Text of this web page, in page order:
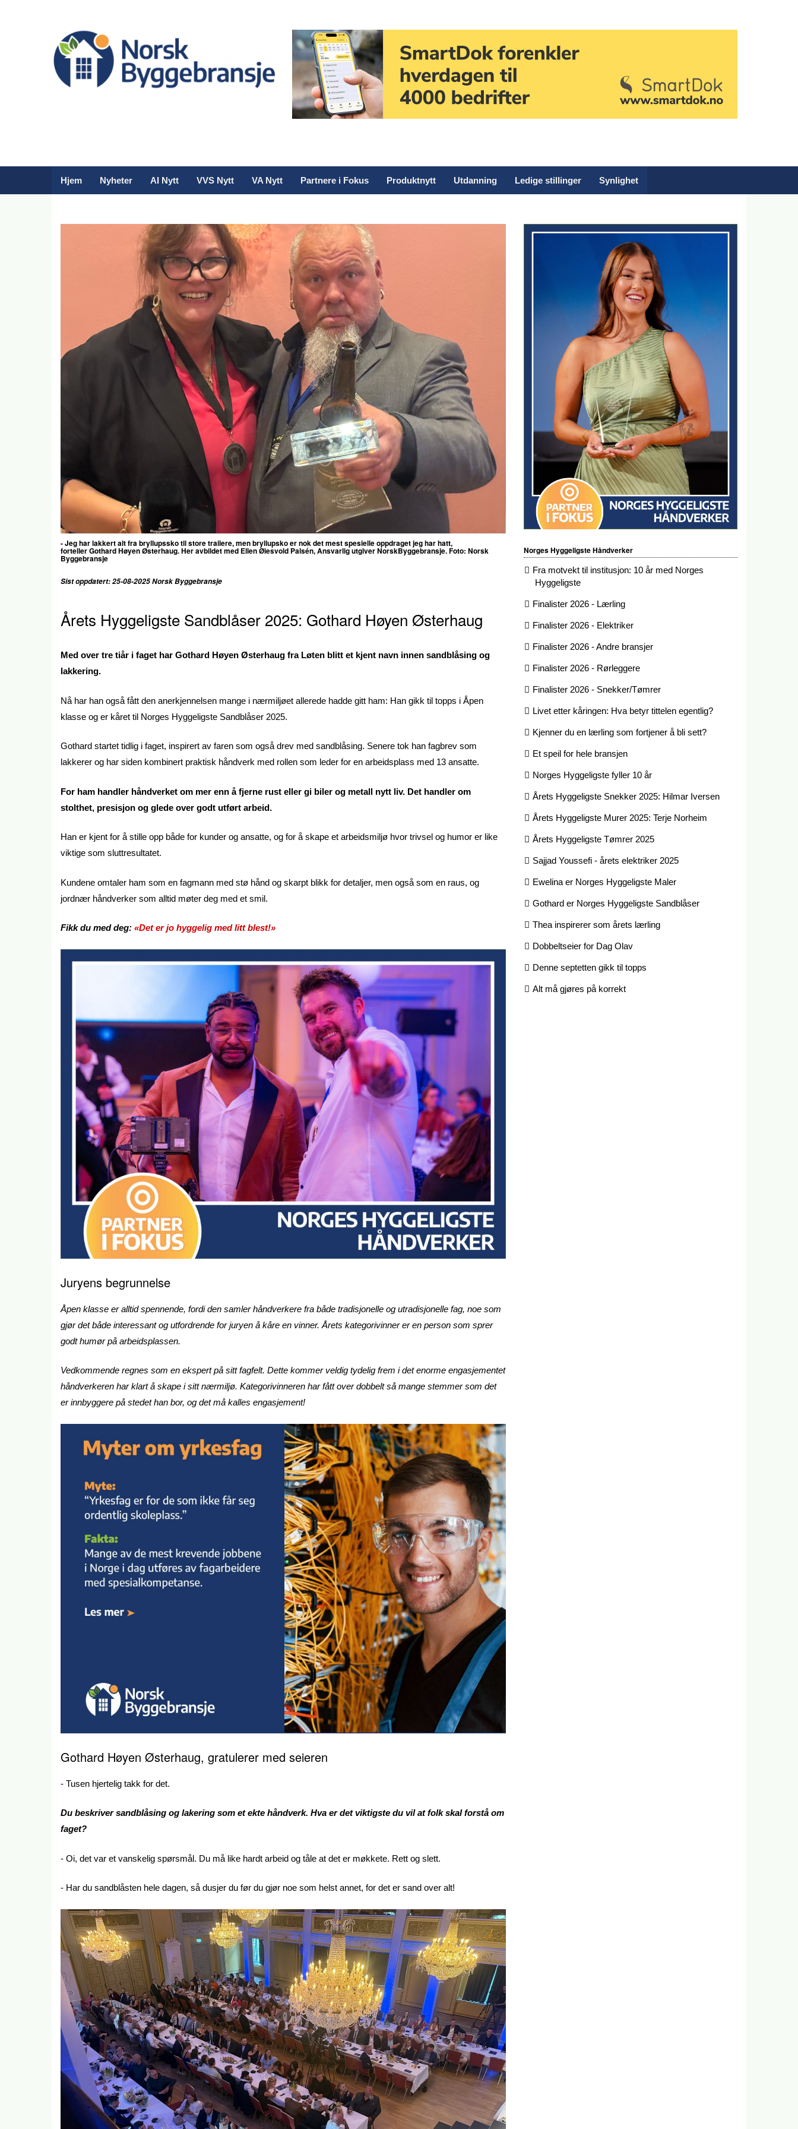
Hjem Nyheter AI Nytt VVS Nytt VA Nytt Partnere i Fokus Produktnytt Utdanning Ledige stillinger Synlighet
- Jeg har lakkert alt fra bryllupssko til store trailere, men bryllupsko er nok det mest spesielle oppdraget jeg har hatt,
fortellerGothard Høyen Østerhaug. Her avbildet med Ellen Øiesvold Palsén, Ansvarlig utgiver NorskByggebransje. Foto: Norsk
Byggebransje
Sist oppdatert: 25-08-2025 Norsk Byggebransje
Årets Hyggeligste Sandblåser 2025: Gothard Høyen Østerhaug
Med over tre tiår i faget har Gothard Høyen Østerhaug fra Løten blitt et kjent navn innen sandblåsing og
lakkering.
Nå har han også fått den anerkjennelsen mange i nærmiljøet allerede hadde gitt ham: Han gikk til topps i Åpen
klasse og er kåret til Norges Hyggeligste Sandblåser 2025.
Gothard startet tidlig i faget, inspirert av faren som også drev med sandblåsing. Senere tok han fagbrev som
lakkerer og har siden kombinert praktisk håndverk med rollen som leder for en arbeidsplass med 13 ansatte.
For ham handler håndverket om mer enn å fjerne rust eller gi biler og metall nytt liv. Det handler om
stolthet, presisjon og glede over godt utført arbeid.
Han er kjent for å stille opp både for kunder og ansatte, og for å skape et arbeidsmiljø hvor trivsel og humor er like
viktige som sluttresultatet.
Kundene omtaler ham som en fagmann med stø hånd og skarpt blikk for detaljer, men også som en raus, og
jordnær håndverker som alltid møter deg med et smil.
Fikk du med deg: «Det er jo hyggelig med litt blest!»
Juryens begrunnelse
Åpen klasse er alltid spennende, fordi den samler håndverkere fra både tradisjonelle og utradisjonelle fag, noe som
gjør det både interessant og utfordrende for juryen å kåre en vinner. Årets kategorivinner er en person som sprer
godt humør på arbeidsplassen.
Vedkommende regnes som en ekspert på sitt fagfelt. Dette kommer veldig tydelig frem i det enorme engasjementet
håndverkeren har klart å skape i sitt nærmiljø. Kategorivinneren har fått over dobbelt så mange stemmer som det
er innbyggere på stedet han bor, og det må kalles engasjement!
Gothard Høyen Østerhaug, gratulerer med seieren
- Tusen hjertelig takk for det.
Du beskriver sandblåsing og lakering som et ekte håndverk. Hva er det viktigste du vil at folk skal forstå om
faget?
- Oi, det var et vanskelig spørsmål. Du må like hardt arbeid og tåle at det er møkkete. Rett og slett.
- Har du sandblåsten hele dagen, så dusjer du før du gjør noe som helst annet, for det er sand over alt!
Norges Hyggeligste Håndverker
Fra motvekt til institusjon: 10 år med Norges
Hyggeligste
Finalister 2026 - Lærling
Finalister 2026 - Elektriker
Finalister 2026 - Andre bransjer
Finalister 2026 - Rørleggere
Finalister 2026 - Snekker/Tømrer
Livet etter kåringen: Hva betyr tittelen egentlig?
Kjenner du en lærling som fortjener å bli sett?
Et speil for hele bransjen
Norges Hyggeligste fyller 10 år
Årets Hyggeligste Snekker 2025: Hilmar Iversen
Årets Hyggeligste Murer 2025: Terje Norheim
Årets Hyggeligste Tømrer 2025
Sajjad Youssefi - årets elektriker 2025
Ewelina er Norges Hyggeligste Maler
Gothard er Norges Hyggeligste Sandblåser
Thea inspirerer som årets lærling
Dobbeltseier for Dag Olav
Denne septetten gikk til topps
Alt må gjøres på korrekt